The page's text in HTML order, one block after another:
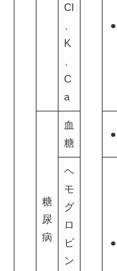
Cl
K
C
a
●
糖
尿
病
血
糖
●
ヘ
モ
グ
ロ
ビ
ン
●